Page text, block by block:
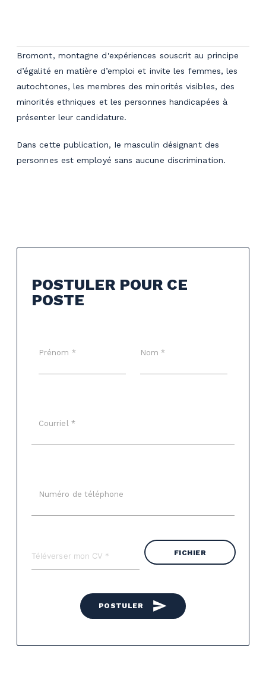
Bromont, montagne d'expériences souscrit au principe
d’égalité en matière d’emploi et invite les femmes, les
autochtones, les membres des minorités visibles, des
minorités ethniques et les personnes handicapées à
présenter leur candidature.
Dans cette publication, Ie masculin désignant des
personnes est employé sans aucune discrimination.
POSTULER POUR CE
POSTE
Prénom * Nom *
Courriel *
Numéro de téléphone
FICHIER
send
POSTULER